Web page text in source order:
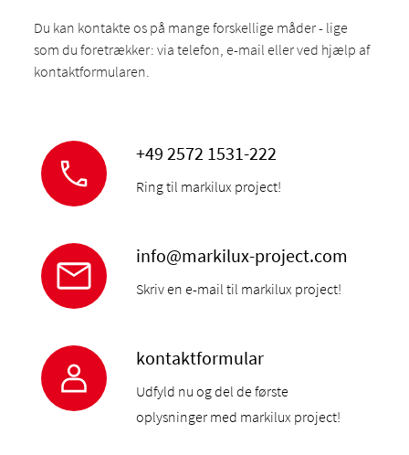
Du kan kontakte os på mange forskellige måder - lige
som du foretrækker: via telefon, e-mail eller ved hjælp af
kontaktformularen.
+49 2572 1531-222
Ring til markilux project!
info@markilux-project.com
Skriv en e-mail til markilux project!
kontaktformular
Udfyld nu og del de første
oplysninger med markilux project!